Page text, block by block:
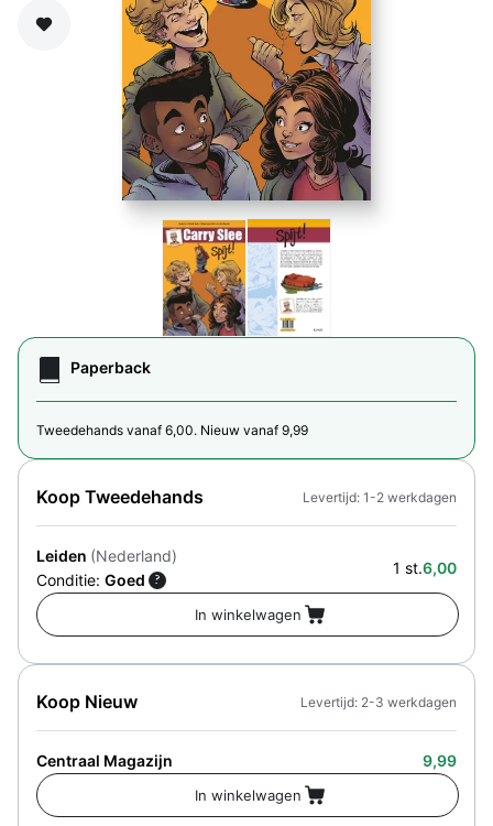
Zet op verlanglijst
Paperback
Tweedehands vanaf 6,00. Nieuw vanaf 9,99
Koop Tweedehands
Leiden (Nederland)
Conditie: Goed ?
1 st.6,00
Levertijd: 1-2 werkdagen
Koop Nieuw
Centraal Magazijn 9,99
Levertijd: 2-3 werkdagen